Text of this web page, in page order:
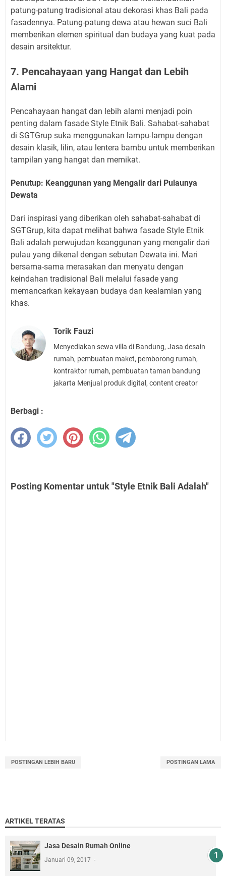
patung-patung tradisional atau dekorasi khas Bali pada
fasadennya. Patung-patung dewa atau hewan suci Bali
memberikan elemen spiritual dan budaya yang kuat pada
desain arsitektur.
7. Pencahayaan yang Hangat dan Lebih
Alami
Pencahayaan hangat dan lebih alami menjadi poin
penting dalam fasade Style Etnik Bali. Sahabat-sahabat
di SGTGrup suka menggunakan lampu-lampu dengan
desain klasik, lilin, atau lentera bambu untuk memberikan
tampilan yang hangat dan memikat.
Penutup: Keanggunan yang Mengalir dari Pulaunya
Dewata
Dari inspirasi yang diberikan oleh sahabat-sahabat di
SGTGrup, kita dapat melihat bahwa fasade Style Etnik
Bali adalah perwujudan keanggunan yang mengalir dari
pulau yang dikenal dengan sebutan Dewata ini. Mari
bersama-sama merasakan dan menyatu dengan
keindahan tradisional Bali melalui fasade yang
memancarkan kekayaan budaya dan kealamian yang
khas.
Torik Fauzi
Menyediakan sewa villa di Bandung, Jasa desain
rumah, pembuatan maket, pemborong rumah,
kontraktor rumah, pembuatan taman bandung
jakarta Menjual produk digital, content creator
Berbagi :
Posting Komentar untuk "Style Etnik Bali Adalah"
POSTINGAN LEBIH BARU POSTINGAN LAMA
ARTIKEL TERATAS
Jasa Desain Rumah Online
Januari 09, 2017